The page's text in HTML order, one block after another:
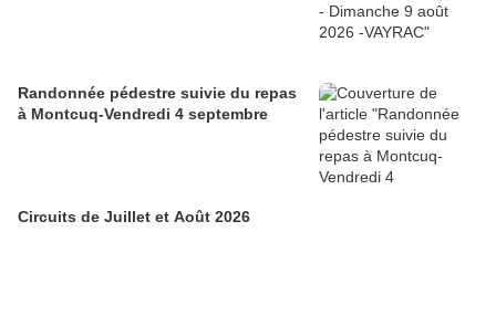
Randonnée pédestre suivie du repas
à Montcuq-Vendredi 4 septembre
Circuits de Juillet et Août 2026